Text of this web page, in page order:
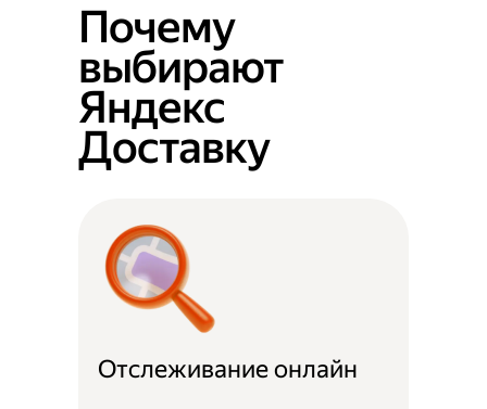
Почему
выбирают
Яндекс
Доставку
Отслеживание онлайн